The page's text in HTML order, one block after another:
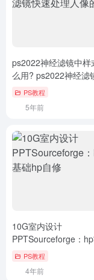
ps2022神经滤镜中样
么用? ps2022神经滤
理人像的技巧
PS教程
5年前
10G室内设计
PPTSourceforge：
础hp自修
PS教程
4年前